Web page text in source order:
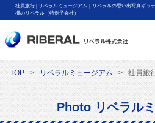
社員旅行 | リベラルミュージアム｜リベラルの思い出写真ギャ
機のリベラル（特例子会社）
TOP リベラルミュージアム 社員旅
Photo リベラル